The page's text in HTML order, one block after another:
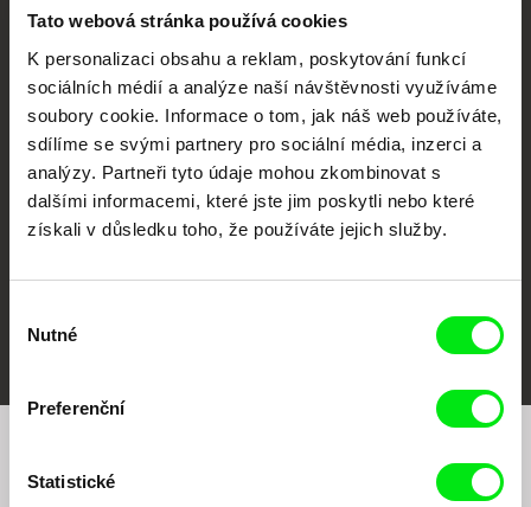
Tato webová stránka používá cookies
K personalizaci obsahu a reklam, poskytování funkcí
sociálních médií a analýze naší návštěvnosti využíváme
soubory cookie. Informace o tom, jak náš web používáte,
sdílíme se svými partnery pro sociální média, inzerci a
analýzy. Partneři tyto údaje mohou zkombinovat s
dalšími informacemi, které jste jim poskytli nebo které
získali v důsledku toho, že používáte jejich služby.
souhlasu
Nutné
Preferenční
Statistické
CPH:DOX Doclisboa
Millennium Docs
Against Gravity
DOK Leipzig
Chcete být pravidelně informováni o našem